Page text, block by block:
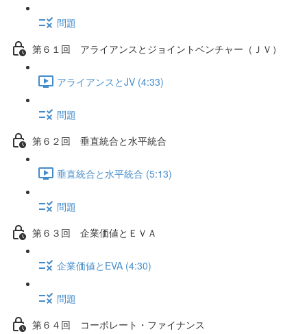
問題
第６１回 アライアンスとジョイントベンチャー（ＪＶ）
アライアンスとJV (4:33)
問題
第６２回 垂直統合と水平統合
垂直統合と水平統合 (5:13)
問題
第６３回 企業価値とＥＶＡ
企業価値とEVA (4:30)
問題
第６４回 コーポレート・ファイナンス